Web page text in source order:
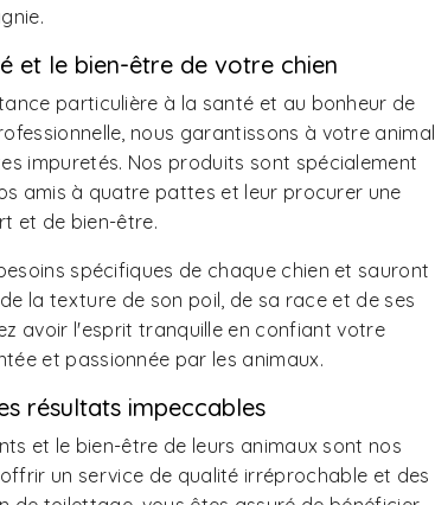
et le bien-être de votre chien
particulière à la santé et au bonheur de
nous garantissons à votre animal
impuretés. Nos produits sont spécialement
amis à quatre pattes et leur procurer une
et de bien-être.
spécifiques de chaque chien et sauront
la texture de son poil, de sa race et de ses
avoir l'esprit tranquille en confiant votre
et passionnée par les animaux.
résultats impeccables
et le bien-être de leurs animaux sont nos
un service de qualité irréprochable et des